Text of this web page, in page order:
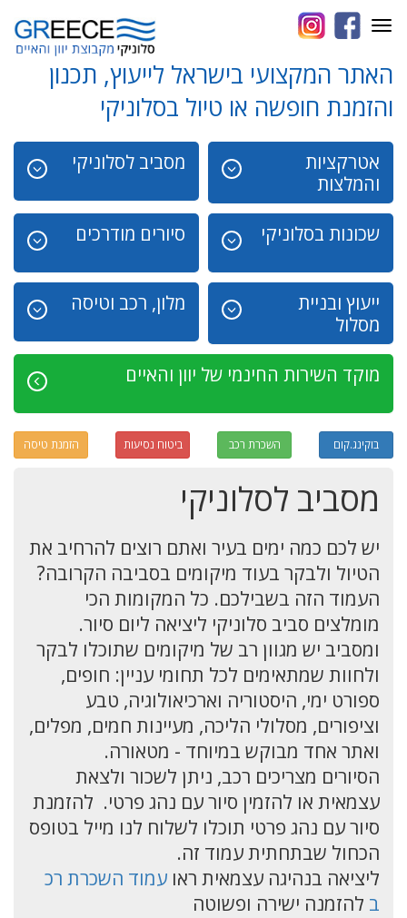
Toggle
navigation
האתר המקצועי בישראל לייעוץ, תכנון
והזמנת חופשה או טיול בסלוניקי
אטרקציות
והמלצות
מסביב לסלוניקי
שכונות בסלוניקי סיורים מודרכים
ייעוץ ובניית
מסלול
מלון, רכב וטיסה
מוקד השירות החינמי של יוון והאיים
בוקינג.קום השכרת רכב ביטוח נסיעות הזמנת טיסה
מסביב לסלוניקי
יש לכם כמה ימים בעיר ואתם רוצים להרחיב את
הטיול ולבקר בעוד מיקומים בסביבה הקרובה?
העמוד הזה בשבילכם. כל המקומות הכי
מומלצים סביב סלוניקי ליציאה ליום סיור.
ומסביב יש מגוון רב של מיקומים שתוכלו לבקר
ולחוות שמתאימים לכל תחומי עניין: חופים,
ספורט ימי, היסטוריה וארכיאולוגיה, טבע
וציפורים, מסלולי הליכה, מעיינות חמים, מפלים,
ואתר אחד מבוקש במיוחד - מטאורה.
הסיורים מצריכים רכב, ניתן לשכור ולצאת
עצמאית או להזמין סיור עם נהג פרטי. להזמנת
סיור עם נהג פרטי תוכלו לשלוח לנו מייל בטופס
הכחול שבתחתית עמוד זה.
ליציאה בנהיגה עצמאית ראו עמוד השכרת רכ
ב להזמנה ישירה ופשוטה